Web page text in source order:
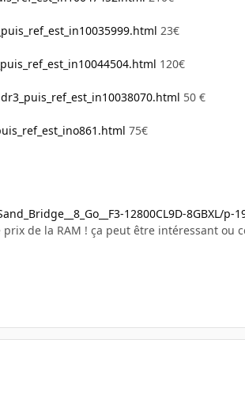
23€
120€
50 €
75€
12800CL9D-8GBXL/p-
de la RAM ! ça peut être intéressant ou